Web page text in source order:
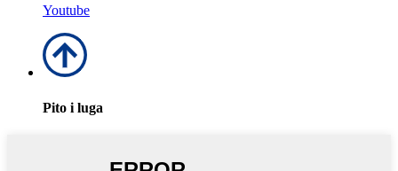
Youtube
Pito i luga